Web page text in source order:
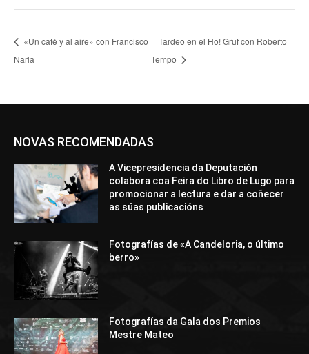
«Un café y al aire» con Francisco
Narla
Tardeo en el Ho! Gruf con Roberto
Tempo
NOVAS RECOMENDADAS
A Vicepresidencia da Deputación
colabora coa Feira do Libro de Lugo para
promocionar a lectura e dar a coñecer
as súas publicacións
Fotografías de «A Candeloria, o último
berro»
Fotografías da Gala dos Premios
Mestre Mateo